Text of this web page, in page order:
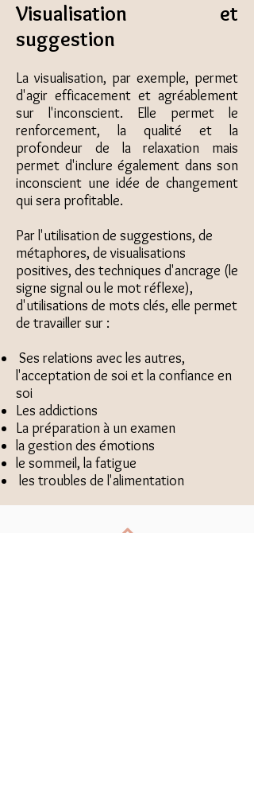
Visualisation et
suggestion
La visualisation, par exemple, permet
d'agir efficacement et agréablement
sur l'inconscient. Elle permet le
renforcement, la qualité et la
profondeur de la relaxation mais
permet d'inclure également dans son
inconscient une idée de changement
qui sera profitable.
Par l'utilisation de suggestions, de
métaphores, de visualisations
positives, des techniques d'ancrage (le
signe signal ou le mot réflexe),
d'utilisations de mots clés, elle permet
de travailler sur :
Ses relations avec les autres,
l'acceptation de soi et la confiance en
soi
Les addictions
La préparation à un examen
la gestion des émotions
le sommeil, la fatigue
les troubles de l'alimentation